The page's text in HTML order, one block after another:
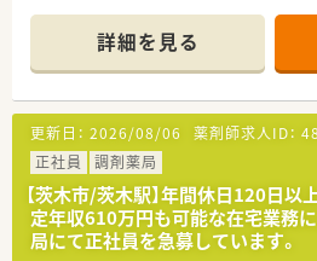
処方箋は1日約150枚です。
■薬剤師は常勤3名とパート2名が
して業務にあたっています。
【法人特徴について】
■大阪府と滋賀県において、地域
舗展開しています。
■従業員のことを最優先に考える
働く方が多い法人です。
■患者様第一の運営方針を貫いて
ありません。
詳細を見る
更新日： 2026/08/06 薬剤師求人ID：
正社員
調剤薬局
【茨木市/茨木駅】年間休日120日以
定年収610万円も可能な在宅業務
局にて正社員を急募しています。